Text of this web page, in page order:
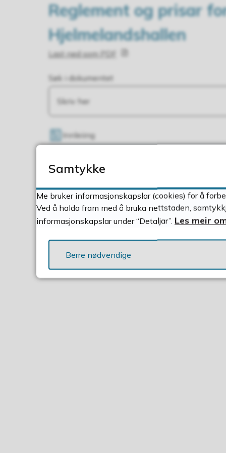
Reglement og prisar
Hjelmelandshallen
Last ned som PDF
Søk i dokumentet
Innleiing
2 Leigeprisar
3 Definisjonar - leigetakarar
4
Ordensreglar
5 Branninstruks
Samtykke
Me bruker informasjonskapslar (cookies) for å
Ved å halda fram med å bruka nettstaden,
informasjonskapslar under “Detaljar”. Les meir
Berre nødvendige